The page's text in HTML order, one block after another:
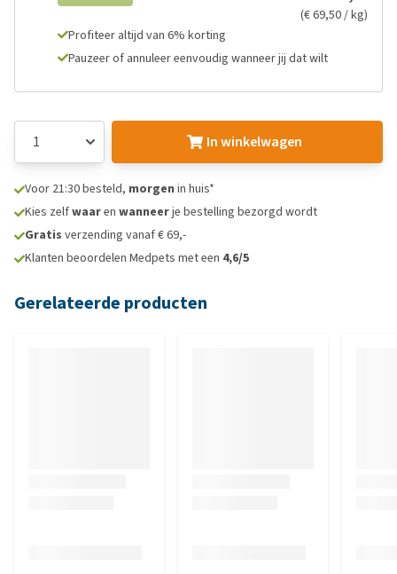
(€ 69,50 / kg)
Profiteer altijd van 6% korting
Pauzeer of annuleer eenvoudig wanneer jij dat wilt
In winkelwagen
Voor 21:30 besteld, morgen in huis*
Kies zelfwaaren wanneerje bestelling bezorgd wordt
Gratis verzending vanaf € 69,-
Klanten beoordelen Medpets met een 4,6/5
Gerelateerde producten